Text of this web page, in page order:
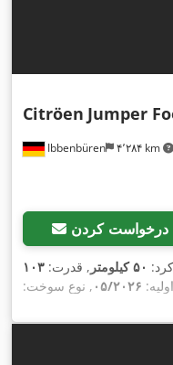
Ibbenbüren ۴٬۲۸۴ km
Citröen Jumper
درخواست کردن
۵۰ کیلومتر , قدرت: ۱۰۳
۰۵/۲۰۲۶ , نوع سوخت:
میلی‌متر
, ارتفاع فضای